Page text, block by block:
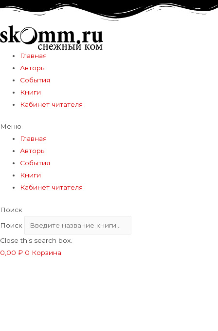
Главная
Авторы
События
Книги
Кабинет читателя
Меню
Главная
Авторы
События
Книги
Кабинет читателя
Поиск
Поиск
Close this search box.
0,00 ₽ 0 Корзина